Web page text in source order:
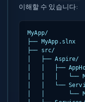
이해할 수 있습니다:
MyApp/
├── MyApp.slnx
├── src/
│   ├── Aspire/
│   │   ├──
│   │   │   └──
│   │   └──
│   │       └──